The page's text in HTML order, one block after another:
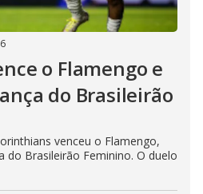
o Flamengo e
do Brasileirão
venceu o Flamengo,
do Brasileirão Feminino. O duelo